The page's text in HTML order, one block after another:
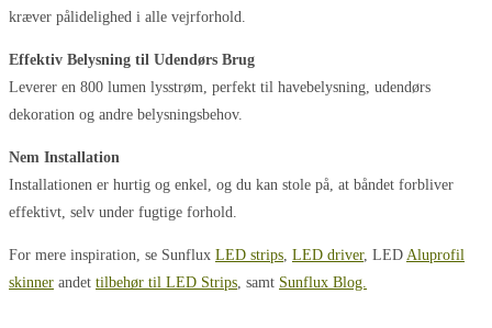
kræver pålidelighed i alle vejrforhold.
Effektiv Belysning til Udendørs Brug
Leverer en 800 lumen lysstrøm, perfekt til havebelysning, udendørs
dekoration og andre belysningsbehov.
Nem Installation
Installationen er hurtig og enkel, og du kan stole på, at båndet forbliver
effektivt, selv under fugtige forhold.
For mere inspiration, se Sunflux LED strips, LED driver, LED Aluprofil
skinner andet tilbehør til LED Strips, samt Sunflux Blog.